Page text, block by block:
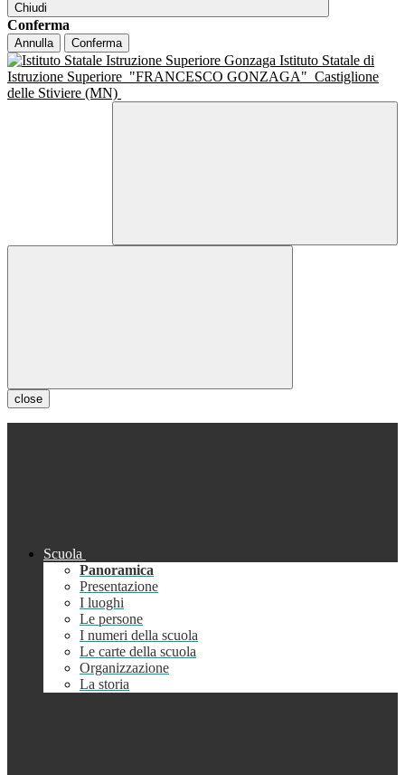
Chiudi
Conferma
Annulla Conferma
Istituto Statale di
Istruzione Superiore "FRANCESCO GONZAGA" Castiglione
delle Stiviere (MN)
close
Scuola
Panoramica
Presentazione
I luoghi
Le persone
I numeri della scuola
Le carte della scuola
Organizzazione
La storia